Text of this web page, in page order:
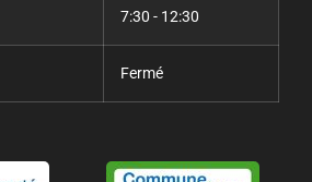
7:30 - 12:30
Fermé